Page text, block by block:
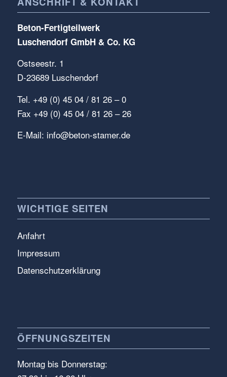
Beton-Fertigteilwerk
Luschendorf GmbH & Co. KG
Ostseestr. 1
D-23689 Luschendorf
Tel. +49 (0) 45 04 / 81 26 – 0
Fax +49 (0) 45 04 / 81 26 – 26
E-Mail: info@beton-stamer.de
WICHTIGE SEITEN
Anfahrt
Impressum
Datenschutzerklärung
ÖFFNUNGSZEITEN
Montag bis Donnerstag: